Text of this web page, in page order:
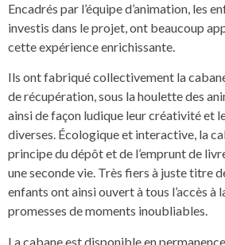
Encadrés par l’équipe d’animation, les
investis dans le projet, ont beaucoup
cette expérience enrichissante.
Ils ont fabriqué collectivement la
de récupération, sous la houlette des
ainsi de façon ludique leur créativité et
diverses. Écologique et interactive, la
principe du dépôt et de l’emprunt de
une seconde vie. Très fiers à juste titre
enfants ont ainsi ouvert à tous l’accès à
promesses de moments inoubliables.
La cabane est disponible en